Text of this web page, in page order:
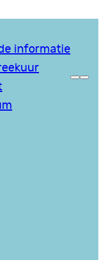
informatie